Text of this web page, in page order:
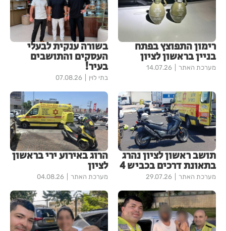
רימון התפוצץ בפתח
בניין בראשון לציון
מערכת האתר 14.07.26
בשורה ענקית לבעלי
העסקים והתושבים
בעיר!
בתי לוין 07.08.26
תושב ראשון לציון נהרג
בתאונת דרכים בכביש 4
מערכת האתר 29.07.26
הרוג באירוע ירי בראשון
לציון
מערכת האתר 04.08.26